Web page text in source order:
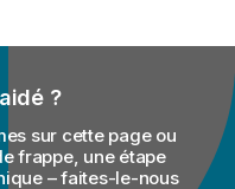
?
sur cette page ou
frappe, une étape
– faites-le-nous